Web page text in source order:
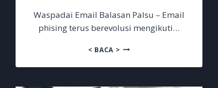
Waspadai Email Balasan Palsu – Email
phising terus berevolusi mengikuti…
< BACA > WASPADAI
BALASAN